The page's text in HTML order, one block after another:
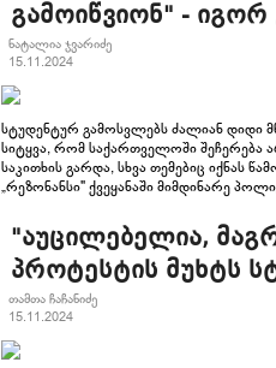
გამოიწვიონ" - იგორ
ნატალია ჯვარიძე
15.11.2024
სტუდენტურ გამოსვლებს ძალიან დიდი
სიტყვა, რომ საქართველოში შეჩერება
საკითხის გარდა, სხვა თემებიც
„რეზონანსი" ქვეყანაში მიმდინარე
"აუცილებელია,
პროტესტის მუხტს
თამთა ჩაჩანიძე
15.11.2024